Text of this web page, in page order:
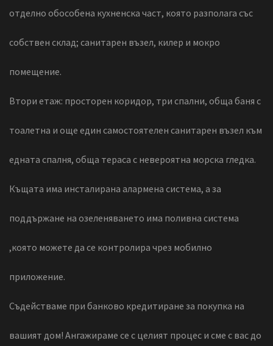
отделно обособена кухненска част, която разполага със
собствен склад; санитарен възел, килер и мокро
помещение.
Втори етаж: просторен коридор, три спални, обща баня с
тоалетна и още един самостоятелен санитарен възел към
едната спалня, обща тераса с невероятна морска гледка.
Къщата има инсталирана алармена система, а за
поддържане на озеленяването има поливна система
,която можете да се контролира чрез мобилно
приложение.
Съдействаме при банково кредитиране за покупка на
вашият дом! Ангажираме се с целият процес и сме с вас до